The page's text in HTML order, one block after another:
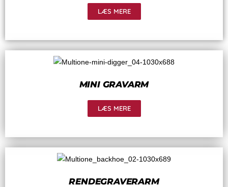
LÆS MERE
MINI GRAVARM
LÆS MERE
RENDEGRAVERARM